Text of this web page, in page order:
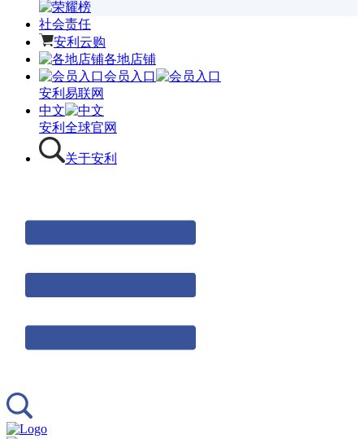
社会责任
安利云购
各地店铺
会员入口
安利易联网
中文
安利全球官网
关于安利